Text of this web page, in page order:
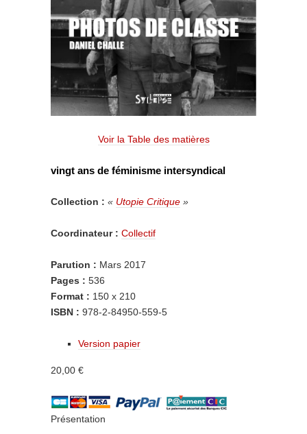
Voir la Table des matières
vingt ans de féminisme intersyndical
Collection : « Utopie Critique »
Coordinateur : Collectif
Parution : Mars 2017
Pages : 536
Format : 150 x 210
ISBN : 978-2-84950-559-5
Version papier
20,00 €
Présentation